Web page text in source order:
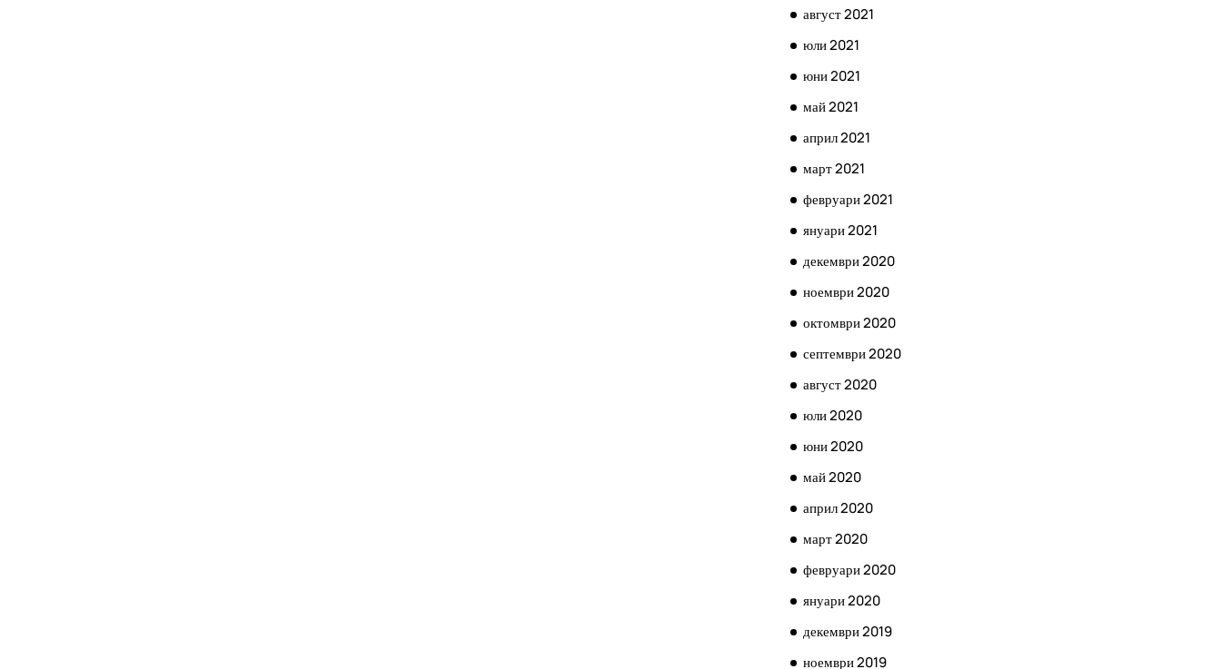
август 2021
юли 2021
юни 2021
май 2021
април 2021
март 2021
февруари 2021
януари 2021
декември 2020
ноември 2020
октомври 2020
септември 2020
август 2020
юли 2020
юни 2020
май 2020
април 2020
март 2020
февруари 2020
януари 2020
декември 2019
ноември 2019